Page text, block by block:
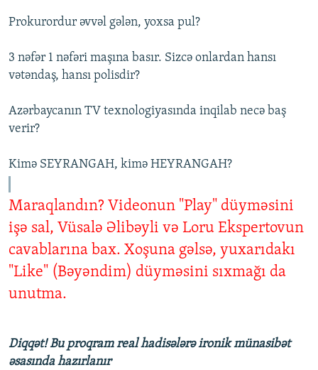
Prokurordur əvvəl gələn, yoxsa pul?
3 nəfər 1 nəfəri maşına basır. Sizcə onlardan hansı
vətəndaş, hansı polisdir?
Azərbaycanın TV texnologiyasında inqilab necə baş
verir?
Kimə SEYRANGAH, kimə HEYRANGAH?
Maraqlandın? Videonun "Play" düyməsini
işə sal, Vüsalə Əlibəyli və Loru Ekspertovun
cavablarına bax. Xoşuna gəlsə, yuxarıdakı
"Like" (Bəyəndim) düyməsini sıxmağı da
unutma.
Diqqət! Bu proqram real hadisələrə ironik münasibət
əsasında hazırlanır